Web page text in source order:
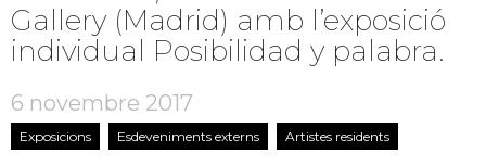
Gallery (Madrid) amb l’exposició
individual Posibilidad y palabra.
6 novembre 2017
Exposicions Esdeveniments externs Artistes residents